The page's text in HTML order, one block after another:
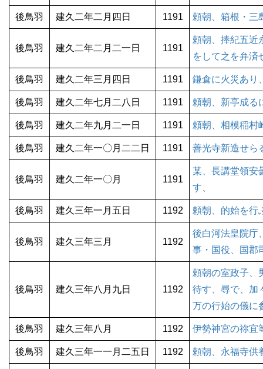
後鳥羽 建久二年二月四日 1191 頼朝、箱根・三
後鳥羽 建久二年二月二一日 1191
頼朝、捧紀五近
をして之を弁済
後鳥羽 建久二年三月四日 1191 鎌倉に火災あり
後鳥羽 建久二年七月二八日 1191 頼朝、新亭成る
後鳥羽 建久二年九月二一日 1191 頼朝、相模稲村
後鳥羽 建久二年一〇月二二日 1191 善光寺新造せら
後鳥羽 建久二年一〇月 1191
某、長講堂領安
す、
後鳥羽 建久三年一月五日 1192 頼朝、的始を行
後鳥羽 建久三年三月 1192
後白河法皇院庁
事・国役、国郡
後鳥羽 建久三年八月九日 1192
頼朝の室政子、
待す、尋で、加
万の行始の儀に
後鳥羽 建久三年八月 1192 伊勢神宮の祢宜
後鳥羽 建久三年一一月二五日 1192 頼朝、永福寺供